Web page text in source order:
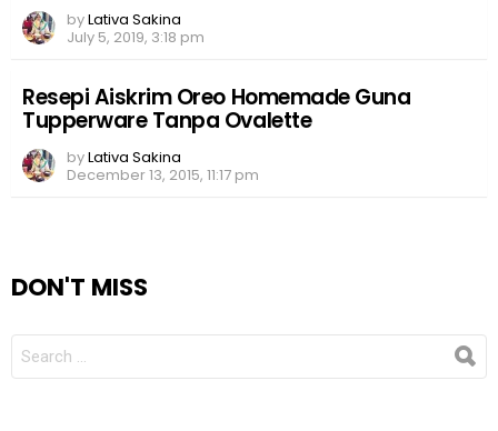
byLativa Sakina
July 5, 2019, 3:18 pm
Resepi Aiskrim Oreo Homemade Guna
Tupperware Tanpa Ovalette
byLativa Sakina
December 13, 2015, 11:17 pm
DON'T MISS
FOR: